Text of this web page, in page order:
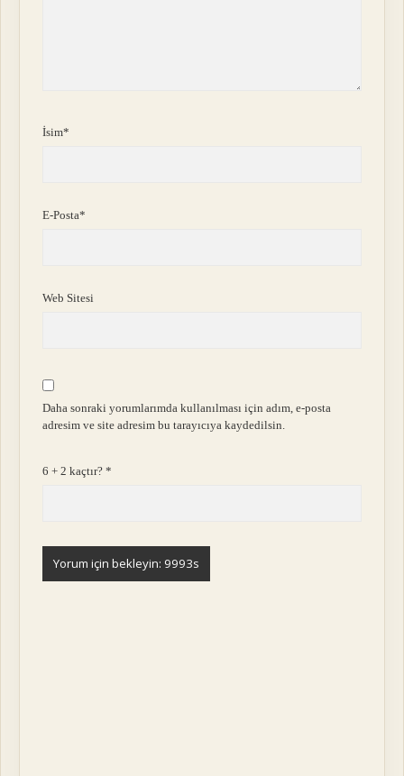
İsim*
E-Posta*
Web Sitesi
Daha sonraki yorumlarımda kullanılması için adım, e-posta
adresim ve site adresim bu tarayıcıya kaydedilsin.
6 + 2 kaçtır?*